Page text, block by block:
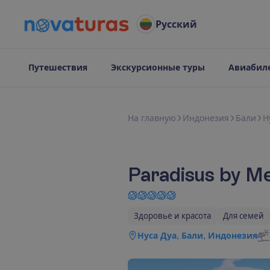
Русский
Путешествия Экскурсионные туры
На главную Индонезия Бали
Paradisus by
Здоровье и красота Для семей
Нуса Дуа, Бали, Индонезия